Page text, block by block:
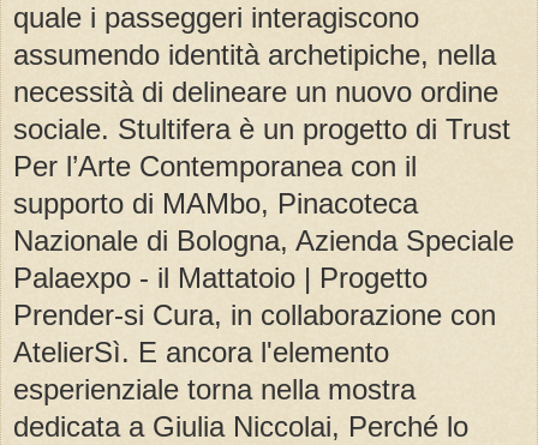
quale i passeggeri interagiscono
assumendo identità archetipiche, nella
necessità di delineare un nuovo ordine
sociale. Stultifera è un progetto di Trust
Per l’Arte Contemporanea con il
supporto di MAMbo, Pinacoteca
Nazionale di Bologna, Azienda Speciale
Palaexpo - il Mattatoio | Progetto
Prender-si Cura, in collaborazione con
AtelierSì. E ancora l'elemento
esperienziale torna nella mostra
dedicata a Giulia Niccolai, Perché lo